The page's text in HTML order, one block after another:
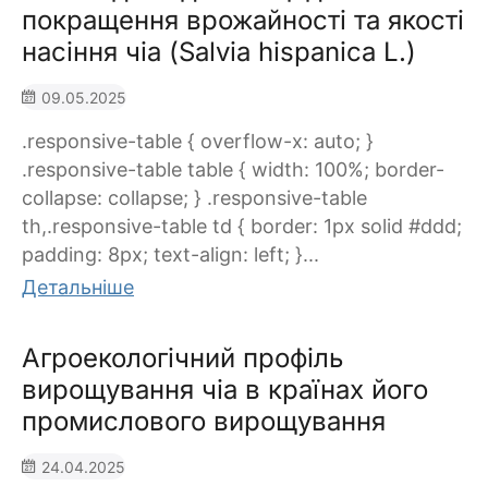
покращення врожайності та якості
насіння чіа (Salvia hispanica L.)
09.05.2025
.responsive-table { overflow-x: auto; }
.responsive-table table { width: 100%; border-
collapse: collapse; } .responsive-table
th,.responsive-table td { border: 1px solid #ddd;
padding: 8px; text-align: left; }...
Детальніше
Агроекологічний профіль
вирощування чіа в країнах його
промислового вирощування
24.04.2025